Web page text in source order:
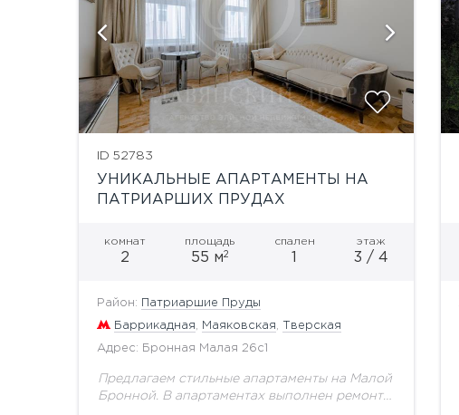
ID 52783
УНИКАЛЬНЫЕ АПАРТАМЕНТЫ НА
ПАТРИАРШИХ ПРУДАХ
комнат
2
площадь
55 м2
спален этаж
3 / 4
Район: Патриаршие Пруды
Баррикадная Маяковская Тверская
Адрес: Бронная Малая 26с1
Предлагаем стильные апартаменты на Малой
Бронной. В апартаментах выполнен ремонт
показать ещё 1 фотографию